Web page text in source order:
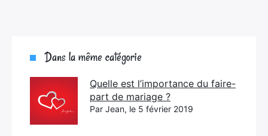
Dans la même catégorie
Quelle est l’importance du faire-
part de mariage ?
Par Jean, le 5 février 2019